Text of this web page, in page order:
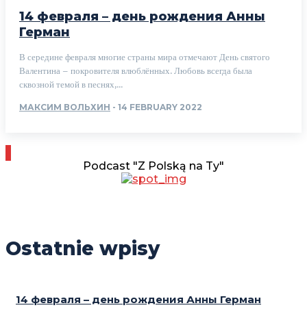
14 февраля – день рождения Анны
Герман
В середине февраля многие страны мира отмечают День святого
Валентина – покровителя влюблённых. Любовь всегда была
сквозной темой в песнях,...
МАКСИМ ВОЛЬХИН - 14 FEBRUARY 2022
Podcast "Z Polską na Ty"
Ostatnie wpisy
14 февраля – день рождения Анны Герман